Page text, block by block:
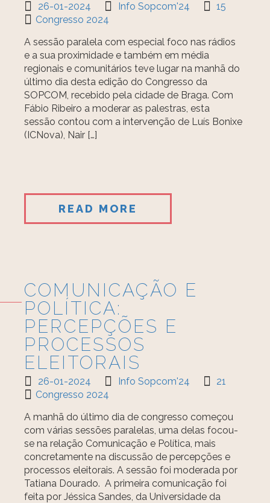
26-01-2024 Info Sopcom'24
15
Congresso 2024
A sessão paralela com especial foco nas rádios
e a sua proximidade e também em média
regionais e comunitários teve lugar na manhã do
último dia desta edição do Congresso da
SOPCOM, recebido pela cidade de Braga. Com
Fábio Ribeiro a moderar as palestras, esta
sessão contou com a intervenção de Luís Bonixe
(ICNova), Nair […]
READ MORE
COMUNICAÇÃO E
POLÍTICA:
PERCEPÇÕES E
PROCESSOS
ELEITORAIS
26-01-2024 Info Sopcom'24
21
Congresso 2024
A manhã do último dia de congresso começou
com várias sessões paralelas, uma delas focou-
se na relação Comunicação e Política, mais
concretamente na discussão de percepções e
processos eleitorais. A sessão foi moderada por
Tatiana Dourado. A primeira comunicação foi
feita por Jéssica Sandes, da Universidade da